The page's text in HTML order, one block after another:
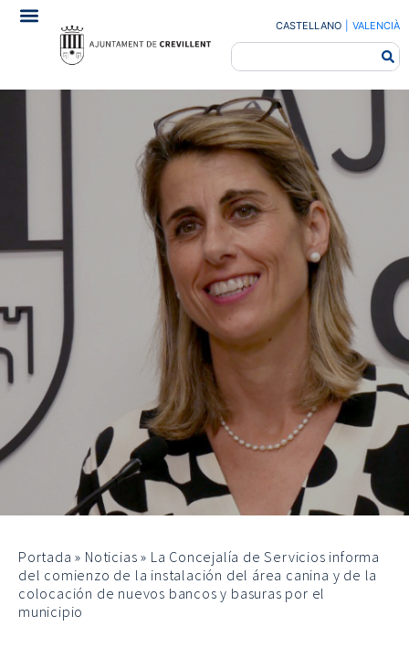
CASTELLANO VALENCIÀ
Portada » Noticias » La Concejalía de Servicios informa
del comienzo de la instalación del área canina y de la
colocación de nuevos bancos y basuras por el
municipio